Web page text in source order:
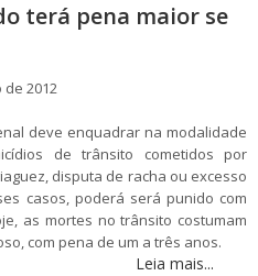
terá pena maior se
de 2012
deve enquadrar na modalidade
de trânsito cometidos por
disputa de racha ou excesso
casos, poderá será punido com
as mortes no trânsito costumam
com pena de um a três anos.
Leia mais...